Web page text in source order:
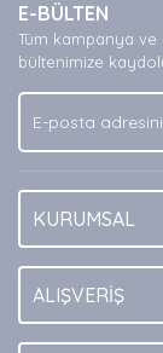
Ürün
Ürün
Ürün fiyatı
Bu ürüne
E-BÜLTEN
Tüm kampanya
bültenimize
KURUMSAL
ALIŞVERİŞ